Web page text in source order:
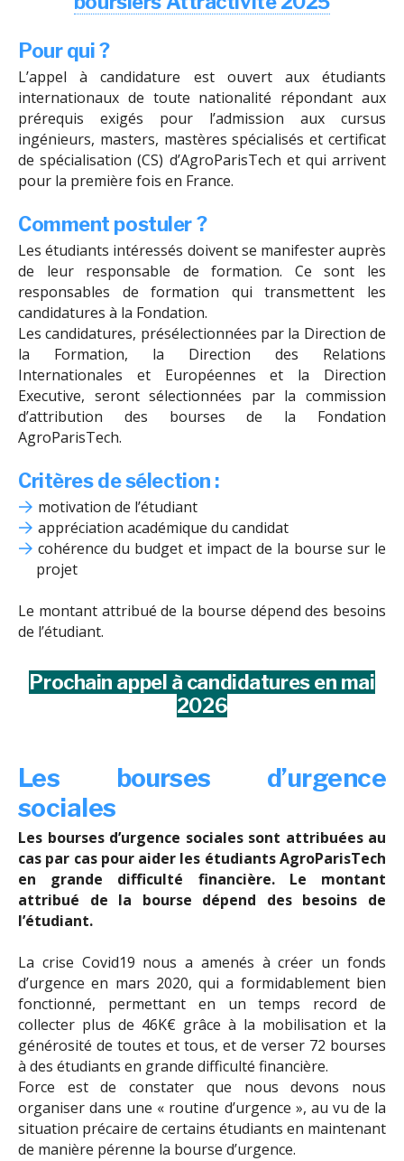
Pour qui ?
L’appel à candidature est ouvert aux étudiants
internationaux de toute nationalité répondant aux
prérequis exigés pour l’admission aux cursus
ingénieurs, masters, mastères spécialisés et certificat
de spécialisation (CS) d’AgroParisTech et qui arrivent
pour la première fois en France.
Comment postuler ?
Les étudiants intéressés doivent se manifester auprès
de leur responsable de formation. Ce sont les
responsables de formation qui transmettent les
candidatures à la Fondation.
Les candidatures, présélectionnées par la Direction de
la Formation, la Direction des Relations
Internationales et Européennes et la Direction
Executive, seront sélectionnées par la commission
d’attribution des bourses de la Fondation
AgroParisTech.
Critères de sélection :
motivation de l’étudiant
appréciation académique du candidat
cohérence du budget et impact de la bourse sur le
projet
Le montant attribué de la bourse dépend des besoins
de l’étudiant.
Prochain appel à candidatures en mai
2026
Les bourses d’urgence
sociales
Les bourses d’urgence sociales sont attribuées au
cas par cas pour aider les étudiants AgroParisTech
en grande difficulté financière.
Le montant
attribué de la bourse dépend des besoins de
l’étudiant.
La crise Covid19 nous a amenés à créer un fonds
d’urgence en mars 2020, qui a formidablement bien
fonctionné, permettant en un temps record de
collecter plus de 46K€ grâce à la mobilisation et la
générosité de toutes et tous, et de verser 72 bourses
à des étudiants en grande difficulté financière.
Force est de constater que nous devons nous
organiser dans une « routine d’urgence », au vu de la
situation précaire de certains étudiants en maintenant
de manière pérenne la bourse d’urgence.